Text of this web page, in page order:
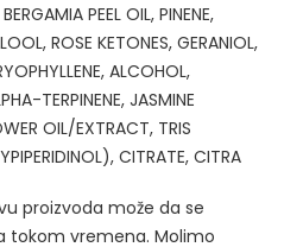
PEEL OIL, PINENE,
ROSE KETONES, GERANIOL,
ALCOHOL,
TERPINENE, JASMINE
OIL/EXTRACT, TRIS
CITRATE, CITRA
proizvoda može da se
tokom vremena. Molimo